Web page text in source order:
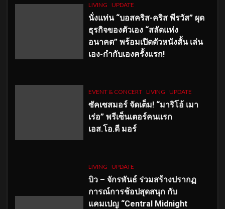
LIVING UPDATE
นั่งแท่น “บอสคริส-คริส พีรวัส” ผุด
ธุรกิจของตัวเอง “สลัดแห่ง
อนาคต” พร้อมเปิดตัวหนังสั้น เล่น
เอง-กำกับเองครั้งแรก!
EVENT & CONCERT LIVING UPDATE
ซัคเซสมอร์ จัดเต็ม! “มาริโอ้ เมา
เร่อ” พรีเซ็นเตอร์คนแรก
เอส.โอ.ดี มอร์
LIVING UPDATE
บิว – จักรพันธ์ ร่วมสร้างปรากฏ
การณ์การช้อปสุดสนุก กับ
แคมเปญ “Central Midnight